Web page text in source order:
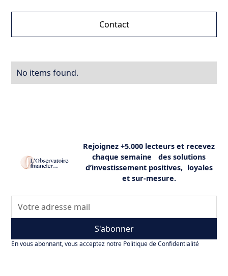
Contact
No items found.
Rejoignez +5.000 lecteurs et recevez
chaque semaine des solutions
d’investissement positives, loyales
et sur-mesure.
S'abonner
En vous abonnant, vous acceptez notre Politique de Confidentialité